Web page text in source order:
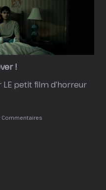
!
petit film d’horreur
CommentairesSur